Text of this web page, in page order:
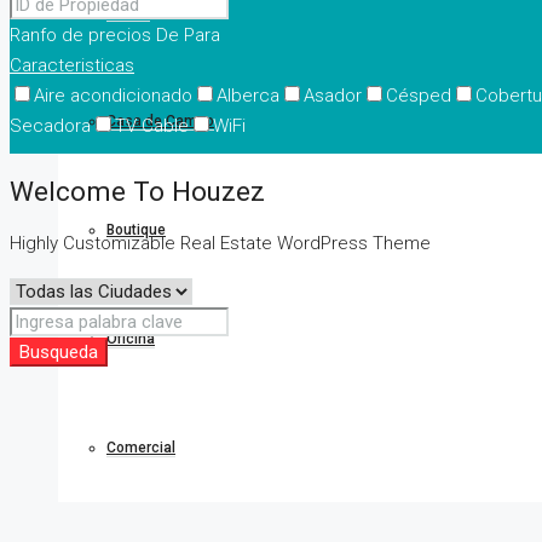
Casas
Casa de Campo
Boutique
Oficina
Comercial
Ranfo de precios De Para
Caracteristicas
Aire acondicionado
Alberca Asador Césped
Secadora
TV Cable WiFi
Welcome To Houzez
Highly Customizable Real Estate WordPress Theme
Busqueda